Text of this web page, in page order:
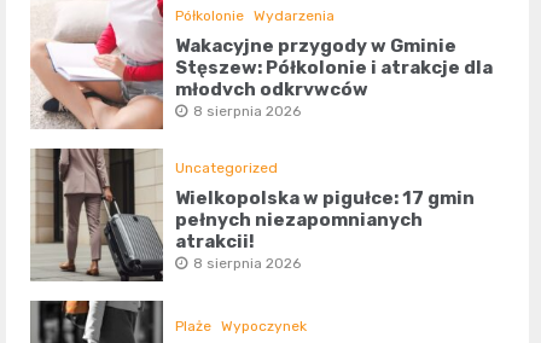
Półkolonie Wydarzenia
Wakacyjne przygody w Gminie
Stęszew: Półkolonie i atrakcje dla
młodych odkrywców
8 sierpnia 2026
Uncategorized
Wielkopolska w pigułce: 17 gmin
pełnych niezapomnianych
atrakcji!
8 sierpnia 2026
Plaże Wypoczynek